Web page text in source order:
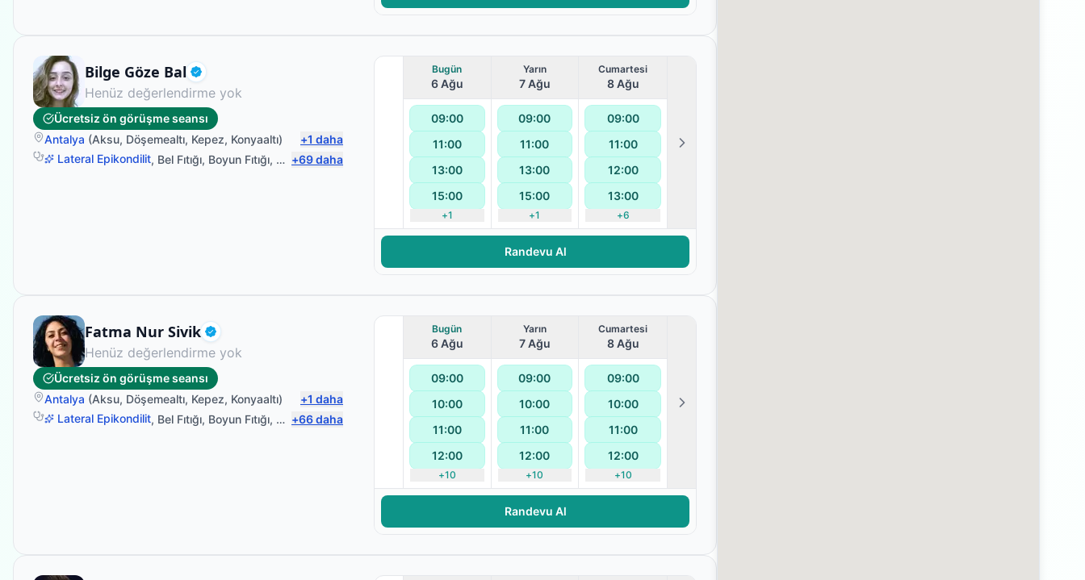
Bilge Göze Bal Doğrulanmış
Fizyoterapist
Henüz değerlendirme yok
Ücretsiz ön görüşme seansı
Antalya (Aksu, Döşemealtı, Kepez, Konyaaltı) +1 daha
Lateral Epikondilit, Bel Fıtığı, Boyun Fıtığı, Omuz Bağ Yaralanması
+69daha
Bugün
6 Ağu
09:00
11:00
13:00
15:00
+1
Yarın
7 Ağu
09:00
11:00
13:00
15:00
+1
Cumartesi
8 Ağu
09:00
11:00
12:00
13:00
+6
Randevu Al
Fatma Nur Sivik Doğrulanmış
Fizyoterapist
Henüz değerlendirme yok
Ücretsiz ön görüşme seansı
Antalya (Aksu, Döşemealtı, Kepez, Konyaaltı) +1 daha
Lateral Epikondilit, Bel Fıtığı, Boyun Fıtığı, Omuz Bağ Yaralanması
+66daha
Bugün
6 Ağu
09:00
10:00
11:00
12:00
+10
Yarın
7 Ağu
09:00
10:00
11:00
12:00
+10
Cumartesi
8 Ağu
09:00
10:00
11:00
12:00
+10
Randevu Al